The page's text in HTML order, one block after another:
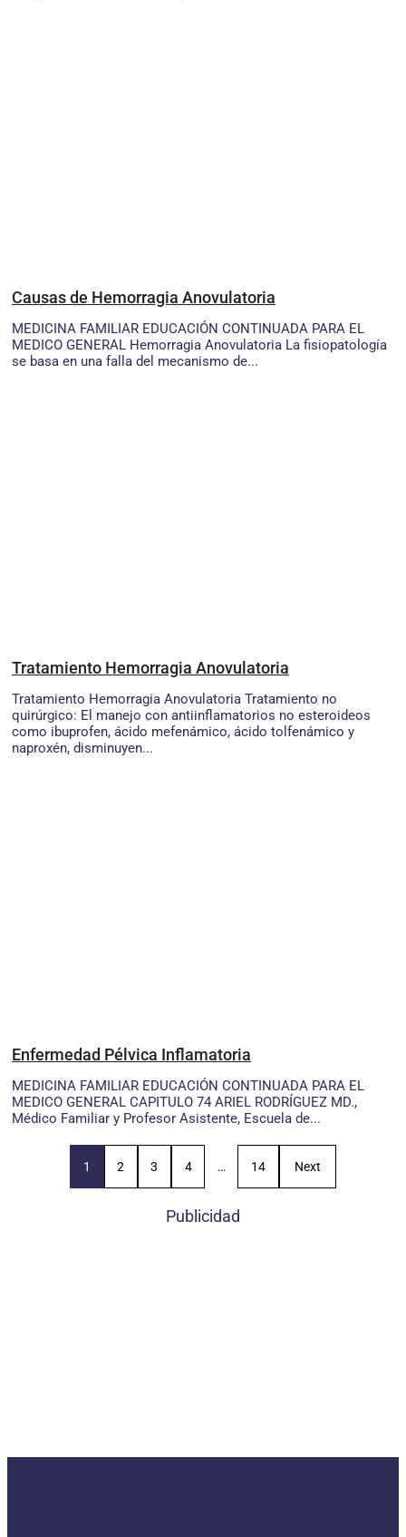
Causas de Hemorragia Anovulatoria
MEDICINA FAMILIAR EDUCACIÓN CONTINUADA PARA EL
MEDICO GENERAL Hemorragia Anovulatoria La fisiopatología
se basa en una falla del mecanismo de...
Tratamiento Hemorragia Anovulatoria
Tratamiento Hemorragia Anovulatoria Tratamiento no
quirúrgico: El manejo con antiinflamatorios no esteroideos
como ibuprofen, ácido mefenámico, ácido tolfenámico y
naproxén, disminuyen...
Enfermedad Pélvica Inflamatoria
MEDICINA FAMILIAR EDUCACIÓN CONTINUADA PARA EL
MEDICO GENERAL CAPITULO 74 ARIEL RODRÍGUEZ MD.,
Médico Familiar y Profesor Asistente, Escuela de...
1 2 3 4 … 14 Next
Publicidad